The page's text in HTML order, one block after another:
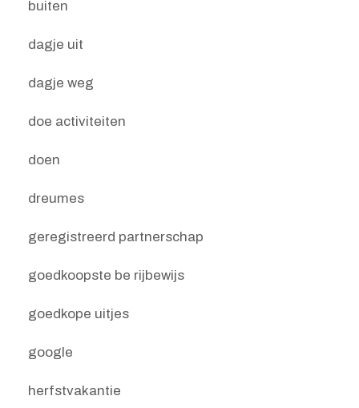
buiten
dagje uit
dagje weg
doe activiteiten
doen
dreumes
geregistreerd partnerschap
goedkoopste be rijbewijs
goedkope uitjes
google
herfstvakantie